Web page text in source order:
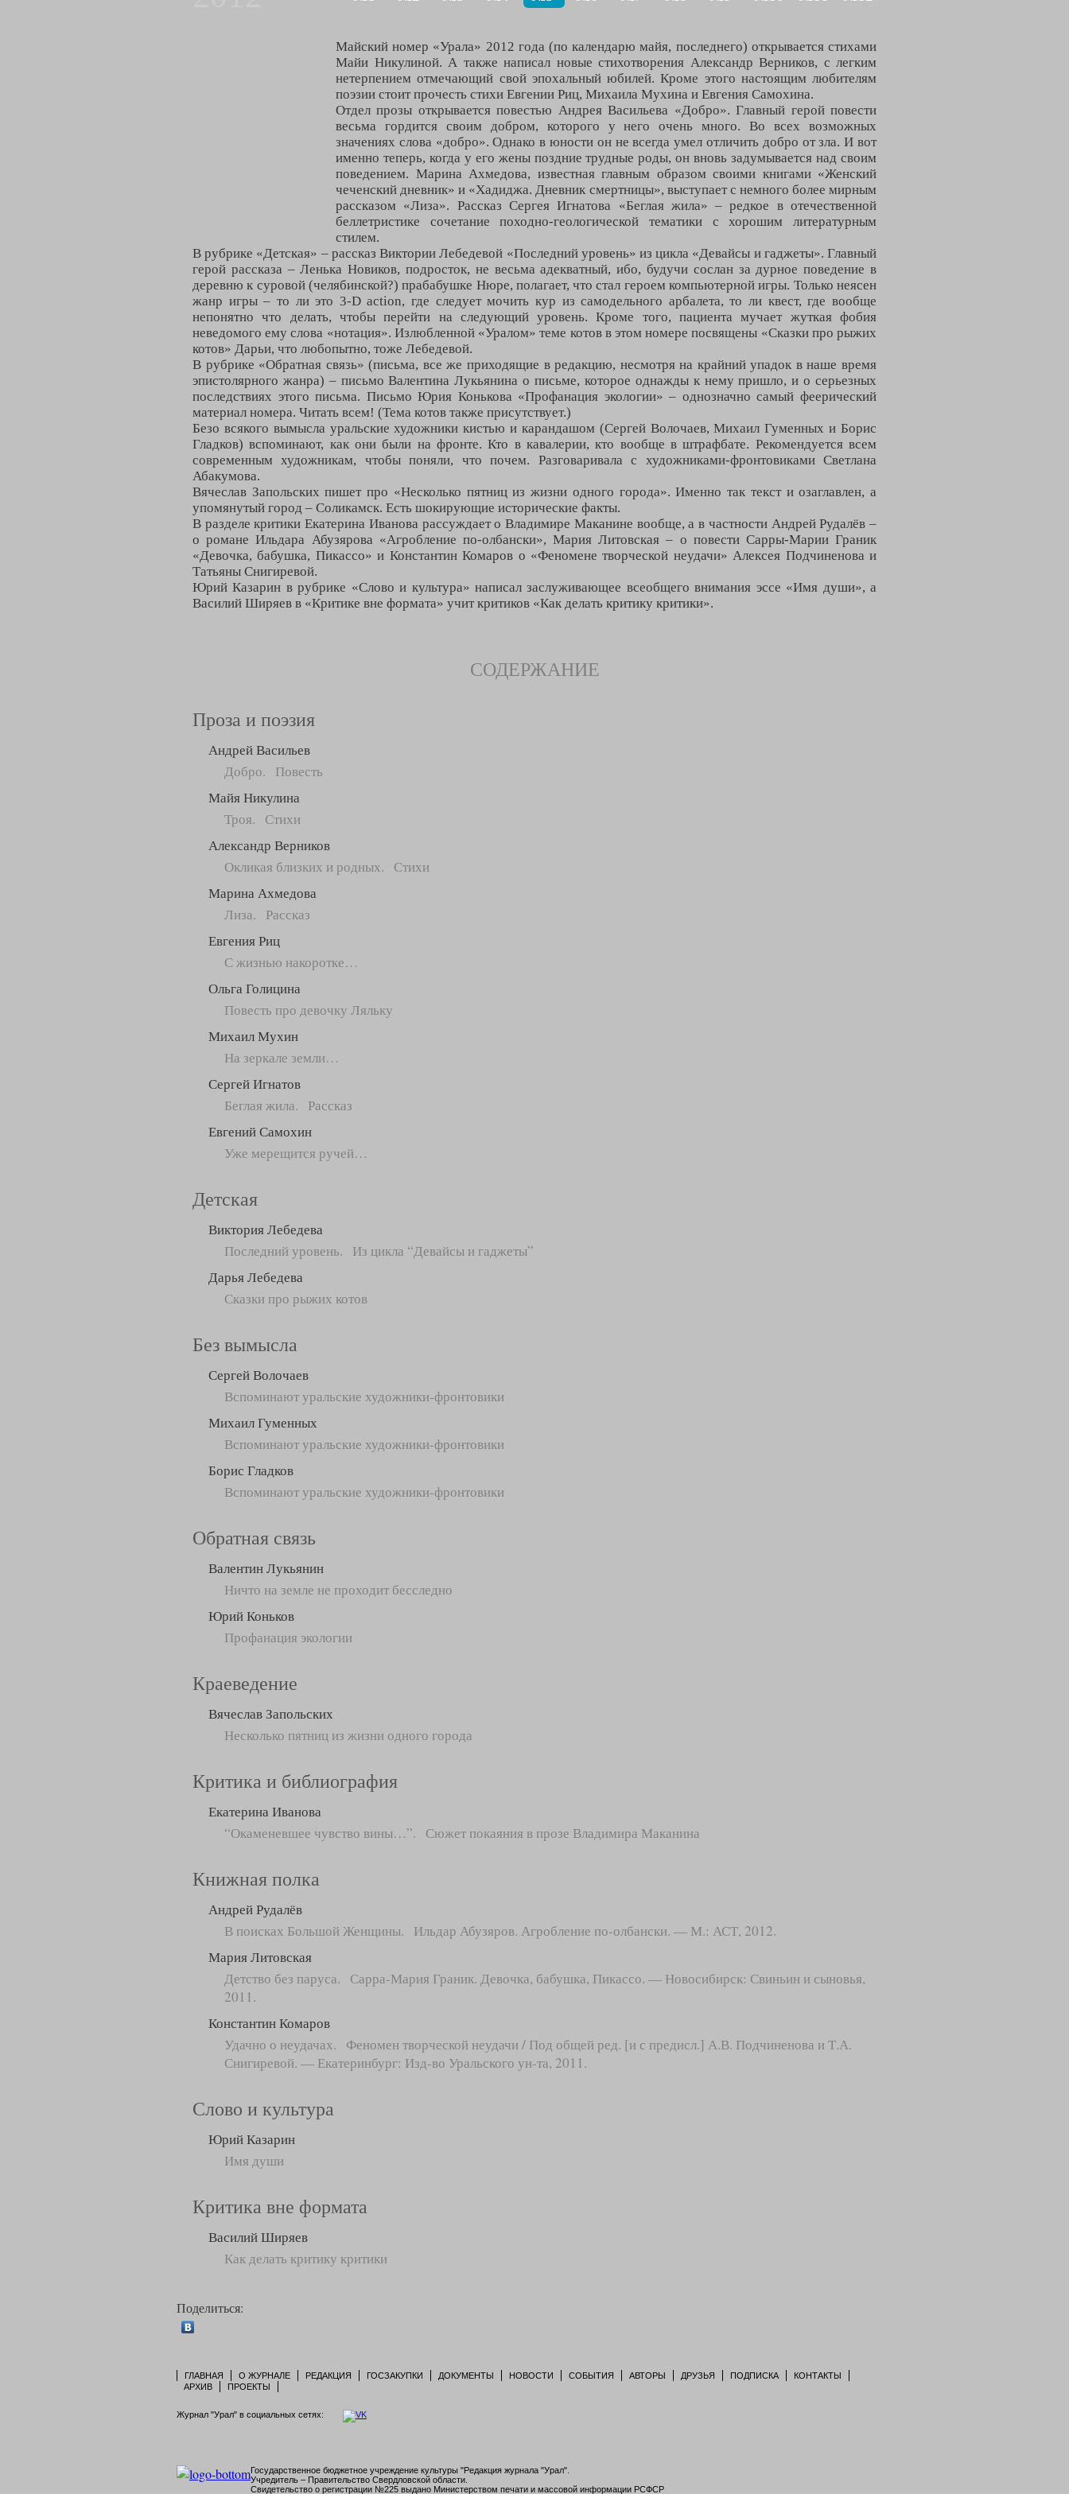
Майский номер «Урала» 2012 года (по календарю майя, последнего) открывается стихами
Майи Никулиной. А также написал новые стихотворения Александр Верников, с легким
нетерпением отмечающий свой эпохальный юбилей. Кроме этого настоящим любителям
поэзии стоит прочесть стихи Евгении Риц, Михаила Мухина и Евгения Самохина.
Отдел прозы открывается повестью Андрея Васильева «Добро». Главный герой повести
весьма гордится своим добром, которого у него очень много. Во всех возможных
значениях слова «добро». Однако в юности он не всегда умел отличить добро от зла. И вот
именно теперь, когда у его жены поздние трудные роды, он вновь задумывается над своим
поведением. Марина Ахмедова, известная главным образом своими книгами «Женский
чеченский дневник» и «Хадиджа. Дневник смертницы», выступает с немного более мирным
рассказом «Лиза». Рассказ Сергея Игнатова «Беглая жила» – редкое в отечественной
беллетристике сочетание походно-геологической тематики с хорошим литературным
стилем.
В рубрике «Детская» – рассказ Виктории Лебедевой «Последний уровень» из цикла «Девайсы и гаджеты». Главный
герой рассказа – Ленька Новиков, подросток, не весьма адекватный, ибо, будучи сослан за дурное поведение в
деревню к суровой (челябинской?) прабабушке Нюре, полагает, что стал героем компьютерной игры. Только неясен
жанр игры – то ли это 3-D action, где следует мочить кур из самодельного арбалета, то ли квест, где вообще
непонятно что делать, чтобы перейти на следующий уровень. Кроме того, пациента мучает жуткая фобия
неведомого ему слова «нотация». Излюбленной «Уралом» теме котов в этом номере посвящены «Сказки про рыжих
котов» Дарьи, что любопытно, тоже Лебедевой.
В рубрике «Обратная связь» (письма, все же приходящие в редакцию, несмотря на крайний упадок в наше время
эпистолярного жанра) – письмо Валентина Лукьянина о письме, которое однажды к нему пришло, и о серьезных
последствиях этого письма. Письмо Юрия Конькова «Профанация экологии» – однозначно самый феерический
материал номера. Читать всем! (Тема котов также присутствует.)
Безо всякого вымысла уральские художники кистью и карандашом (Сергей Волочаев, Михаил Гуменных и Борис
Гладков) вспоминают, как они были на фронте. Кто в кавалерии, кто вообще в штрафбате. Рекомендуется всем
современным художникам, чтобы поняли, что почем. Разговаривала с художниками-фронтовиками Светлана
Абакумова.
Вячеслав Запольских пишет про «Несколько пятниц из жизни одного города». Именно так текст и озаглавлен, а
упомянутый город – Соликамск. Есть шокирующие исторические факты.
В разделе критики Екатерина Иванова рассуждает о Владимире Маканине вообще, а в частности Андрей Рудалёв –
о романе Ильдара Абузярова «Агробление по-олбански», Мария Литовская – о повести Сарры-Марии Граник
«Девочка, бабушка, Пикассо» и Константин Комаров о «Феномене творческой неудачи» Алексея Подчиненова и
Татьяны Снигиревой.
Юрий Казарин в рубрике «Слово и культура» написал заслуживающее всеобщего внимания эссе «Имя души», а
Василий Ширяев в «Критике вне формата» учит критиков «Как делать критику критики».
СОДЕРЖАНИЕ
Проза и поэзия
Андрей Васильев
Добро. Повесть
Майя Никулина
Троя. Стихи
Александр Верников
Окликая близких и родных. Стихи
Марина Ахмедова
Лиза. Рассказ
Евгения Риц
С жизнью накоротке…
Ольга Голицина
Повесть про девочку Ляльку
Михаил Мухин
На зеркале земли…
Сергей Игнатов
Беглая жила. Рассказ
Евгений Самохин
Уже мерещится ручей…
Детская
Виктория Лебедева
Последний уровень. Из цикла “Девайсы и гаджеты”
Дарья Лебедева
Сказки про рыжих котов
Без вымысла
Сергей Волочаев
Вспоминают уральские художники-фронтовики
Михаил Гуменных
Вспоминают уральские художники-фронтовики
Борис Гладков
Вспоминают уральские художники-фронтовики
Обратная связь
Валентин Лукьянин
Ничто на земле не проходит бесследно
Юрий Коньков
Профанация экологии
Краеведение
Вячеслав Запольских
Несколько пятниц из жизни одного города
Критика и библиография
Екатерина Иванова
“Окаменевшее чувство вины…”. Сюжет покаяния в прозе Владимира Маканина
Книжная полка
Андрей Рудалёв
В поисках Большой Женщины. Ильдар Абузяров. Агробление по-олбански. — М.: АСТ, 2012.
Мария Литовская
Детство без паруса. Сарра-Мария Граник. Девочка, бабушка, Пикассо. — Новосибирск: Свиньин и сыновья,
2011.
Константин Комаров
Удачно о неудачах. Феномен творческой неудачи / Под общей ред. [и с предисл.] А.В. Подчиненова и Т.А.
Снигиревой. — Екатеринбург: Изд-во Уральского ун-та, 2011.
Слово и культура
Юрий Казарин
Имя души
Критика вне формата
Василий Ширяев
Как делать критику критики
Поделиться:
ГЛАВНАЯ О ЖУРНАЛЕ РЕДАКЦИЯ ГОСЗАКУПКИ ДОКУМЕНТЫ НОВОСТИ СОБЫТИЯ АВТОРЫ ДРУЗЬЯ ПОДПИСКА
КОНТАКТЫ
АРХИВ
ПРОЕКТЫ
Журнал "Урал" в социальных сетях:
Государственное бюджетное учреждение культуры "Редакция журнала "Урал".
Учредитель – Правительство Свердловской области.
Свидетельство о регистрации №225 выдано Министерством печати и массовой информации РСФСР